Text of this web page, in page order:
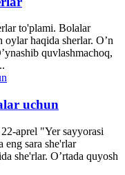
to'plami. Bolalar
haqida sherlar. O’n
quvlashmachoq,
uchun
aprel "Yer sayyorasi
sara she'rlar
she'rlar. O’rtada quyosh